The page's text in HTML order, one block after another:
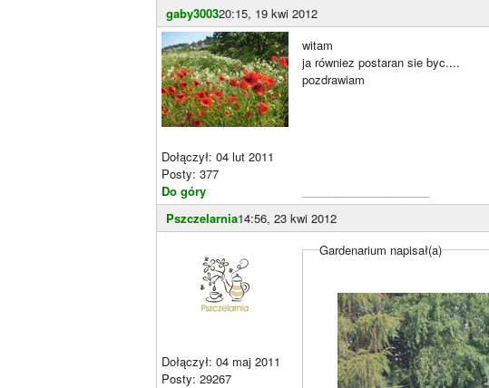
gaby300320:15, 19 kwi 2012
Dołączył: 04 lut 2011
Posty: 377
Do góry
witam
ja równiez postaran sie byc....
pozdrawiam
Pszczelarnia14:56, 23 kwi 2012
Dołączył: 04 maj 2011
Posty: 29267
Gardenarium napisał(a)